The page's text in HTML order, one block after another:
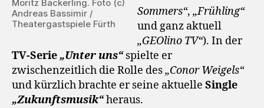
Moritz Bäckerling. Foto (c)
Andreas Bassimir /
Theatergastspiele Fürth
Sommers“, „Frühling“
und ganz aktuell
„GEOlino TV“). In der
TV-Serie „Unter uns“spielte er
zwischenzeitlich die Rolle des„Conor Weigels“
und kürzlich brachte er seine aktuelle Single
„Zukunftsmusik“heraus.